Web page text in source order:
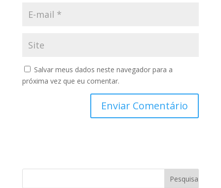
Salvar meus dados neste navegador para a
próxima vez que eu comentar.